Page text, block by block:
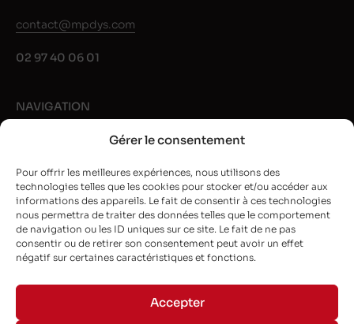
Gérer le consentement
Pour offrir les meilleures expériences, nous utilisons des
technologies telles que les cookies pour stocker et/ou accéder aux
informations des appareils. Le fait de consentir à ces technologies
nous permettra de traiter des données telles que le comportement
de navigation ou les ID uniques sur ce site. Le fait de ne pas
consentir ou de retirer son consentement peut avoir un effet
négatif sur certaines caractéristiques et fonctions.
Accepter
contact@mpdys.com
02 97 40 06 01
NAVIGATION
Nos marques
Guide et conseils
L’entreprise
NEWSLETTER